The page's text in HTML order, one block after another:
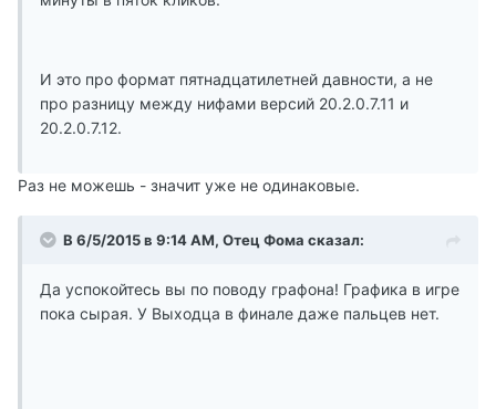
И это про формат пятнадцатилетней давности, а не
про разницу между нифами версий 20.2.0.7.11 и
20.2.0.7.12.
Раз не можешь - значит уже не одинаковые.
В 6/5/2015 в 9:14 AM, Отец Фома сказал:
Да успокойтесь вы по поводу графона! Графика в игре
пока сырая. У Выходца в финале даже пальцев нет.